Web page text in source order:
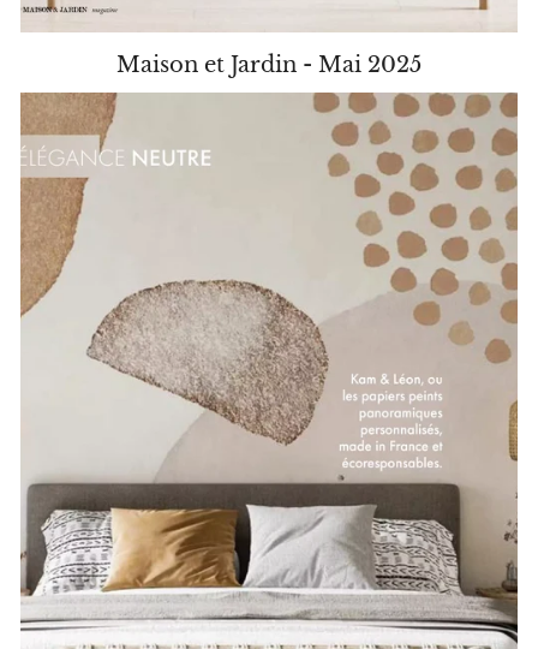
Maison et Jardin - Mai 2025